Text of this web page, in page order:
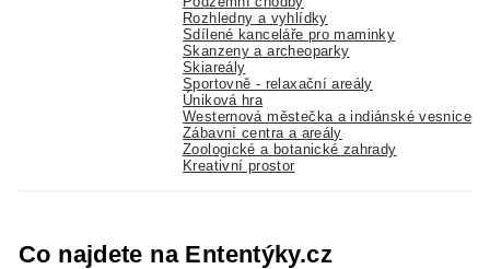
Rozhledny a vyhlídky
Sdílené kanceláře pro maminky
Skanzeny a archeoparky
Skiareály
Sportovně - relaxační areály
Úniková hra
Westernová městečka a indiánské vesnice
Zábavní centra a areály
Zoologické a botanické zahrady
Kreativní prostor
Co najdete na Ententýky.cz